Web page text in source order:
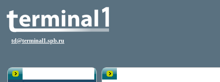
td@terminal1.spb.ru